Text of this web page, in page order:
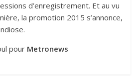
d’enregistrement. Et au vu
la promotion 2015 s’annonce,
pour Metronews